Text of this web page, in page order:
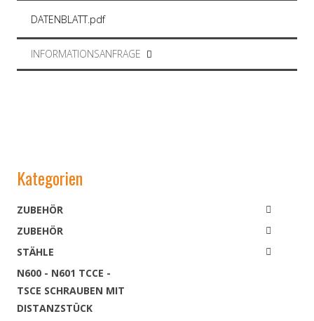
Kategorien
ZUBEHÖR
ZUBEHÖR
STÄHLE
N600 - N601 TCCE -
TSCE SCHRAUBEN MIT
DISTANZSTÜCK
DATENBLATT.pdf
INFORMATIONSANFRAGE